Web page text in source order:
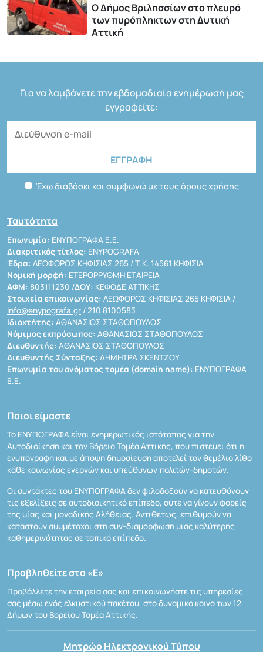
Ο Δήμος Βριλησσίων στο πλευρό
των πυρόπληκτων στη Δυτική
Αττική
Για να λαμβάνετε την εβδομαδιαία ενημέρωσή μας
εγγραφείτε:
Έχω διαβάσει και συμφωνώ με τους όρους χρήσης
Ταυτότητα
Επωνυμία: ΕΝΥΠΟΓΡΑΦΑ Ε.Ε.
Διακριτικός τίτλος: ENYPOGRAFA
Έδρα: ΛΕΩΦΟΡΟΣ ΚΗΦΙΣΙΑΣ 265 / Τ.Κ. 14561 ΚΗΦΙΣΙΑ
Νομική μορφή: ΕΤΕΡΟΡΡΥΘΜΗ ΕΤΑΙΡΕΙΑ
ΑΦΜ: 803111230 /ΔΟΥ: ΚΕΦΟΔΕ ΑΤΤΙΚΗΣ
Στοιχεία επικοινωνίας: ΛΕΩΦΟΡΟΣ ΚΗΦΙΣΙΑΣ 265 ΚΗΦΙΣΙΑ /
info@enypografa.gr / 210 8100583
Ιδιοκτήτης: ΑΘΑΝΑΣΙΟΣ ΣΤΑΘΟΠΟΥΛΟΣ
Νόμιμος εκπρόσωπος: ΑΘΑΝΑΣΙΟΣ ΣΤΑΘΟΠΟΥΛΟΣ
Διευθυντής: ΑΘΑΝΑΣΙΟΣ ΣΤΑΘΟΠΟΥΛΟΣ
Διευθυντής Σύνταξης: ΔΗΜΗΤΡΑ ΣΚΕΝΤΖΟΥ
Επωνυμία του ονόματος τομέα (domain name): ΕΝΥΠΟΓΡΑΦΑ
Ε.Ε.
Ποιοι είμαστε
Το ΕΝΥΠΟΓΡΑΦΑ είναι ενημερωτικός ιστότοπος για την
Αυτοδιοίκηση και τον Βόρειο Τομέα Αττικής, που πιστεύει ότι η
ενυπόγραφη και με άποψη δημοσίευση αποτελεί τον θεμέλιο λίθο
κάθε κοινωνίας ενεργών και υπεύθυνων πολιτών-δημοτών.
Οι συντάκτες του ΕΝΥΠΟΓΡΑΦΑ δεν φιλοδοξούν να κατευθύνουν
τις εξελίξεις σε αυτοδιοικητικό επίπεδο, ούτε να γίνουν φορείς
της μίας και μοναδικής Αλήθειας. Αντιθέτως, επιθυμούν να
καταστούν συμμέτοχοι στη συν-διαμόρφωση μιας καλύτερης
καθημερινότητας σε τοπικό επίπεδο.
Προβληθείτε στο «Ε»
Προβάλλετε την εταιρεία σας και επικοινωνήστε τις υπηρεσίες
σας μέσω ενός ελκυστικού πακέτου, στο δυναμικό κοινό των 12
Δήμων του Βορείου Τομέα Αττικής.
Μητρώο Ηλεκτρονικού Τύπου